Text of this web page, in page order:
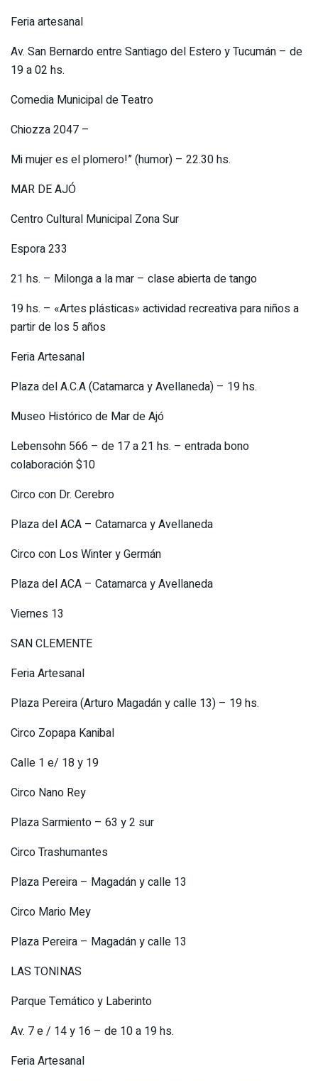
Feria artesanal
Av. San Bernardo entre Santiago del Estero y Tucumán – de
19 a 02 hs.
Comedia Municipal de Teatro
Chiozza 2047 –
Mi mujer es el plomero!” (humor) – 22.30 hs.
MAR DE AJÓ
Centro Cultural Municipal Zona Sur
Espora 233
21 hs. – Milonga a la mar – clase abierta de tango
19 hs. – «Artes plásticas» actividad recreativa para niños a
partir de los 5 años
Feria Artesanal
Plaza del A.C.A (Catamarca y Avellaneda) – 19 hs.
Museo Histórico de Mar de Ajó
Lebensohn 566 – de 17 a 21 hs. – entrada bono
colaboración $10
Circo con Dr. Cerebro
Plaza del ACA – Catamarca y Avellaneda
Circo con Los Winter y Germán
Plaza del ACA – Catamarca y Avellaneda
Viernes 13
SAN CLEMENTE
Feria Artesanal
Plaza Pereira (Arturo Magadán y calle 13) – 19 hs.
Circo Zopapa Kanibal
Calle 1 e/ 18 y 19
Circo Nano Rey
Plaza Sarmiento – 63 y 2 sur
Circo Trashumantes
Plaza Pereira – Magadán y calle 13
Circo Mario Mey
Plaza Pereira – Magadán y calle 13
LAS TONINAS
Parque Temático y Laberinto
Av. 7 e / 14 y 16 – de 10 a 19 hs.
Feria Artesanal